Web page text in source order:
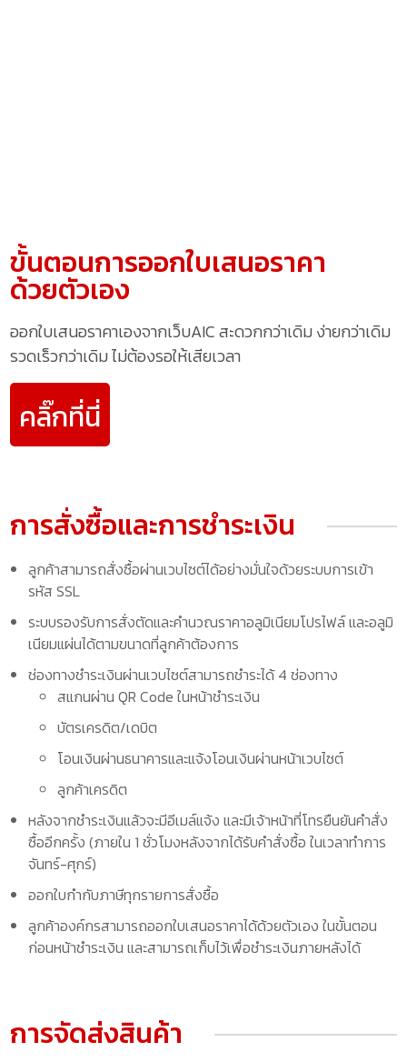
ขั้นตอนการออกใบเสนอราคา
ด้วยตัวเอง
ออกใบเสนอราคาเองจากเว็บAIC สะดวกกว่าเดิม ง่ายกว่าเดิม
รวดเร็วกว่าเดิม ไม่ต้องรอให้เสียเวลา
คลิ๊กที่นี่
การสั่งซื้อและการชำระเงิน
ลูกค้าสามารถสั่งซื้อผ่านเวบไซต์ได้อย่างมั่นใจด้วยระบบการเข้า
รหัส SSL
ระบบรองรับการสั่งตัดและคำนวณราคาอลูมิเนียมโปรไฟล์ และอลูมิ
เนียมแผ่นได้ตามขนาดที่ลูกค้าต้องการ
ช่องทางชำระเงินผ่านเวบไซต์สามารถชำระได้ 4 ช่องทาง
สแกนผ่าน QR Code ในหน้าชำระเงิน
บัตรเครดิต/เดบิต
โอนเงินผ่านธนาคารและแจ้งโอนเงินผ่านหน้าเวบไซต์
ลูกค้าเครดิต
หลังจากชำระเงินแล้วจะมีอีเมล์แจ้ง และมีเจ้าหน้าที่โทรยืนยันคำสั่ง
ซื้ออีกครั้ง (ภายใน 1 ชั่วโมงหลังจากได้รับคำสั่งซื้อ ในเวลาทำการ
จันทร์-ศุกร์)
ออกใบกำกับภาษีทุกรายการสั่งซื้อ
ลูกค้าองค์กรสามารถออกใบเสนอราคาได้ด้วยตัวเอง ในขั้นตอน
ก่อนหน้าชำระเงิน และสามารถเก็บไว้เพื่อชำระเงินภายหลังได้
การจัดส่งสินค้า